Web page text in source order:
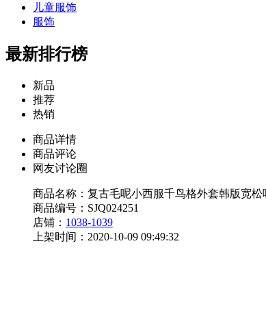
儿童服饰
服饰
最新排行榜
新品
推荐
热销
商品详情
商品评论
网友讨论圈
商品名称：复古毛呢小西服千鸟格外套韩版宽松
商品编号：SJQ024251
店铺： 1038-1039
上架时间：2020-10-09 09:49:32